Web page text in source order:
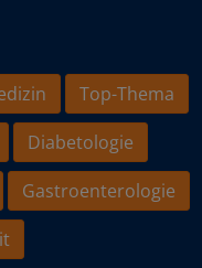
Top-Thema
Diabetologie
Gastroenterologie